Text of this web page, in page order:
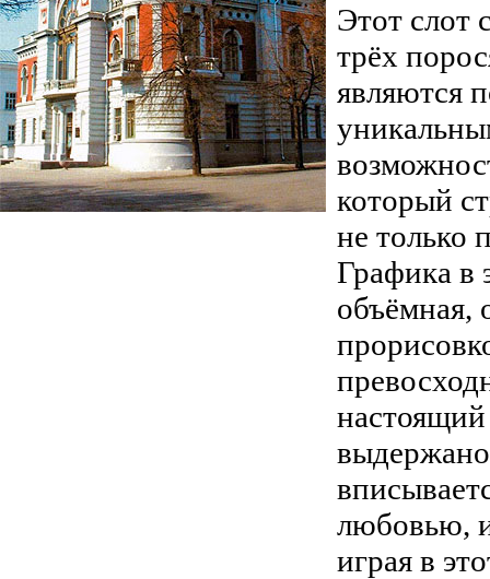
Этот слот
трёх
являются
который
не только
Графика в
объёмная,
выдержано
любовью,
играя в